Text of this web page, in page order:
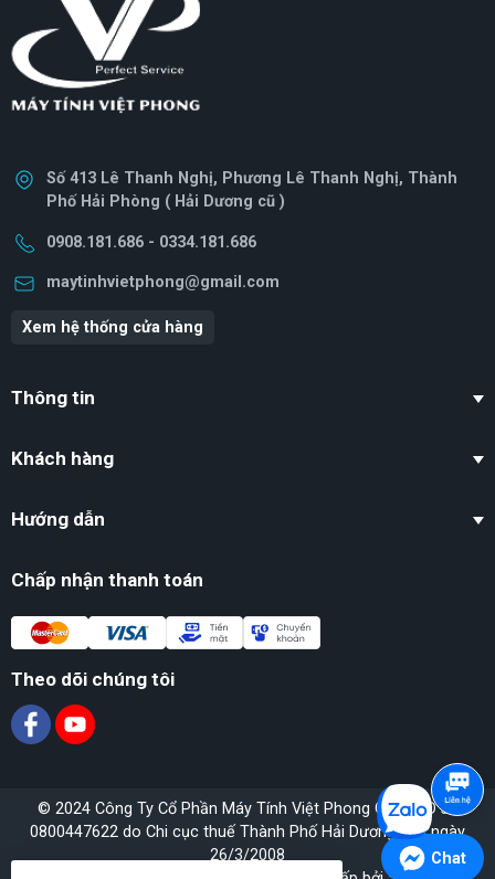
Số 413 Lê Thanh Nghị, Phương Lê Thanh Nghị, Thành
Phố Hải Phòng ( Hải Dương cũ )
0908.181.686 - 0334.181.686
maytinhvietphong@gmail.com
Xem hệ thống cửa hàng
Thông tin
Khách hàng
Hướng dẫn
Chấp nhận thanh toán
Theo dõi chúng tôi
© 2024 Công Ty Cổ Phần Máy Tính Việt Phong GPĐKKD số
0800447622 do Chi cục thuế Thành Phố Hải Dương cấp ngày
26/3/2008
Chat